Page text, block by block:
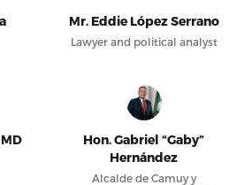
Mr. Eddie López Serrano
Lawyer and political analyst
Hon. Gabriel “Gaby”
Hernández
Alcalde de Camuy y